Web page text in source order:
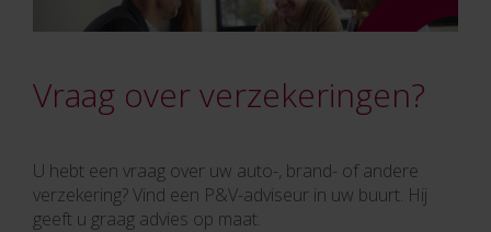
Vraag over verzekeringen?
U hebt een vraag over uw auto-, brand- of andere
verzekering? Vind een P&V-adviseur in uw buurt. Hij
geeft u graag advies op maat.